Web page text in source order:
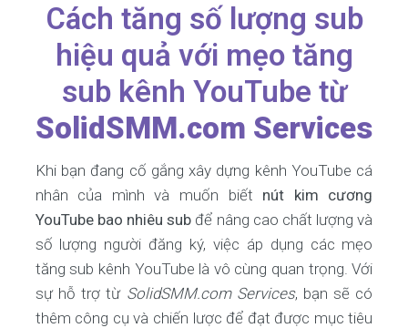
Cách tăng số lượng sub
hiệu quả với mẹo tăng
sub kênh YouTube từ
SolidSMM.com Services
Khi bạn đang cố gắng xây dựng kênh YouTube cá
nhân của mình và muốn biết nút kim cương
YouTube bao nhiêu sub để nâng cao chất lượng và
số lượng người đăng ký, việc áp dụng các mẹo
tăng sub kênh YouTube là vô cùng quan trọng. Với
sự hỗ trợ từ SolidSMM.com Services, bạn sẽ có
thêm công cụ và chiến lược để đạt được mục tiêu